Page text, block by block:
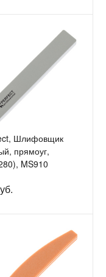
Шлифовщик
прямоуг,
MS910